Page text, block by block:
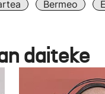
Bermeo
daiteke